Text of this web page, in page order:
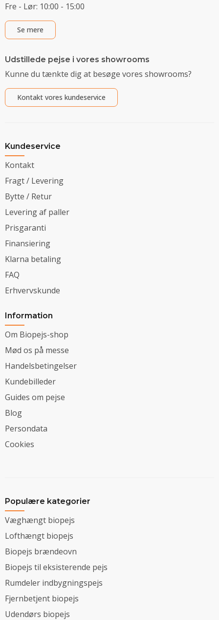
Fre - Lør: 10:00 - 15:00
Se mere
Udstillede pejse i vores showrooms
Kunne du tænkte dig at besøge vores showrooms?
Kontakt vores kundeservice
Kundeservice
Kontakt
Fragt / Levering
Bytte / Retur
Levering af paller
Prisgaranti
Finansiering
Klarna betaling
FAQ
Erhvervskunde
Information
Om Biopejs-shop
Mød os på messe
Handelsbetingelser
Kundebilleder
Guides om pejse
Blog
Persondata
Cookies
Populære kategorier
Væghængt biopejs
Lofthængt biopejs
Biopejs brændeovn
Biopejs til eksisterende pejs
Rumdeler indbygningspejs
Fjernbetjent biopejs
Udendørs biopejs